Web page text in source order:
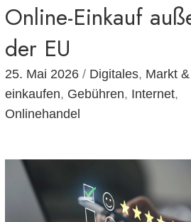
Online-Einkauf
der EU
25. Mai 2026 / Digitales, Markt
einkaufen, Gebühren, Internet,
Onlinehandel